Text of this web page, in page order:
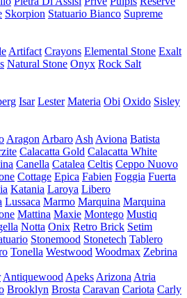
Skorpion Statuario Bianco Supreme
Artifact Crayons Elemental Stone Exalt
Natural Stone Onyx Rock Salt
Isar Lester Materia Obi Oxido Sisley
Aragon Arbaro Ash Aviona Batista
Calacatta Gold Calacatta White
Canella Catalea Celtis Ceppo Nuovo
Cottage Epica Fabien Foggia Fuerta
Katania Laroya Libero
Lussaca Marmo Marquina Marquina
Mattina Maxie Montego Mustiq
Notta Onix Retro Brick Setim
Stonemood Stonetech Tablero
Tonella Westwood Woodmax Zebrina
Antiquewood Apeks Arizona Atria
Brooklyn Brosta Caravan Cariota Carly